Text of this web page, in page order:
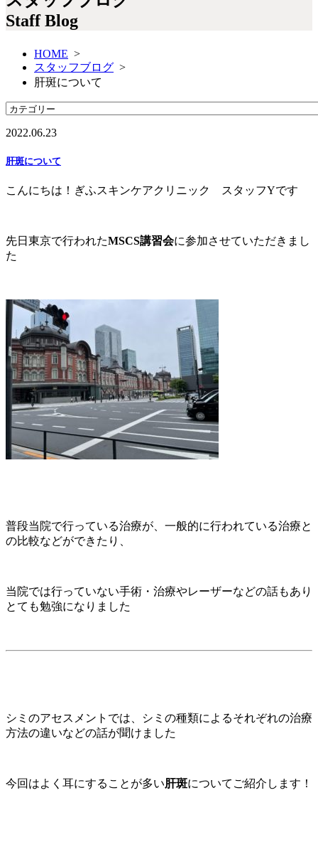
Staff Blog
HOME >
スタッフブログ >
肝斑について
2022.06.23
肝斑について
こんにちは！ぎふスキンケアクリニック スタッフYです
先日東京で行われたMSCS講習会に参加させていただきまし
た
普段当院で行っている治療が、一般的に行われている治療と
の比較などができたり、
当院では行っていない手術・治療やレーザーなどの話もあり
とても勉強になりました
シミのアセスメントでは、シミの種類によるそれぞれの治療
方法の違いなどの話が聞けました
今回はよく耳にすることが多い肝斑についてご紹介します！